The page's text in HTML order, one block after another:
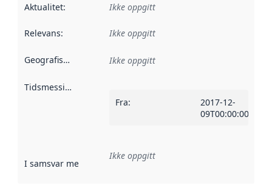
Aktualitet: Ikke oppgitt
Relevans: Ikke oppgitt
Geografisk avgrensning :
Ikke oppgitt
Tidsmessig avgrensning
Fra:
2017-12-
09T00:00:00Z
I samsvar med Referanse til en implementasjonsregel
Ikke oppgitt